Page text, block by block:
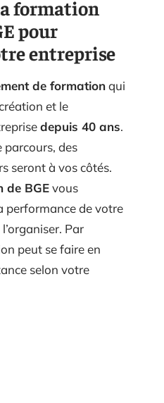
formation
pour
entreprise
de formationqui
et le
depuis 40 ans.
parcours, des
seront à vos côtés.
de BGEvous
performance de votre
Par
peut se faire en
selon votre